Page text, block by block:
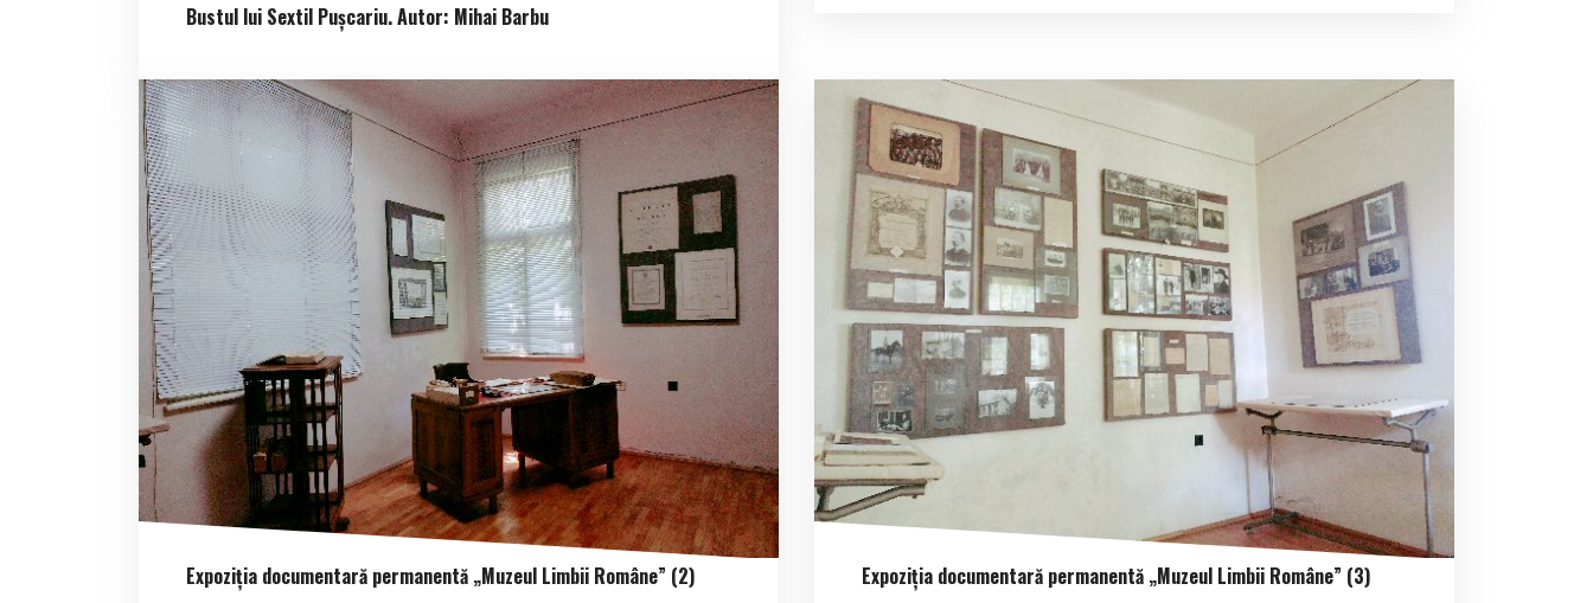
Bustul lui Sextil Pușcariu. Autor: Mihai Barbu
Expoziția documentară permanentă „Muzeul Limbii Române” (2) Expoziția documentară permanentă „Muzeul Limbii Române” (3)